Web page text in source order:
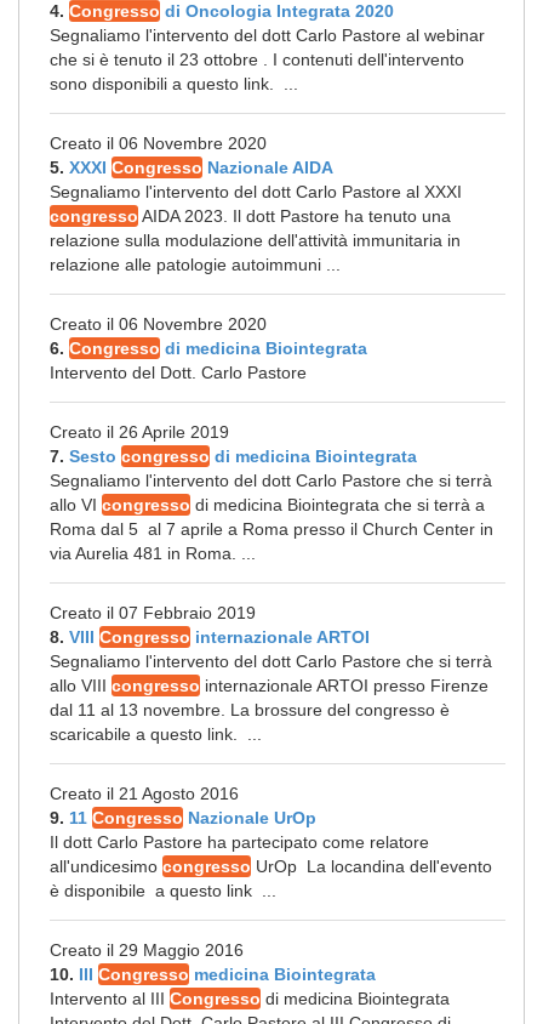
4. Congresso di Oncologia Integrata 2020
Segnaliamo l'intervento del dott Carlo Pastore al webinar
che si è tenuto il 23 ottobre . I contenuti dell'intervento
sono disponibili a questo link. ...
Creato il 06 Novembre 2020
5. XXXI Congresso Nazionale AIDA
Segnaliamo l'intervento del dott Carlo Pastore al XXXI
congresso AIDA 2023. Il dott Pastore ha tenuto una
relazione sulla modulazione dell'attività immunitaria in
relazione alle patologie autoimmuni ...
Creato il 06 Novembre 2020
6. Congresso di medicina Biointegrata
Intervento del Dott. Carlo Pastore
Creato il 26 Aprile 2019
7. Sesto congresso di medicina Biointegrata
Segnaliamo l'intervento del dott Carlo Pastore che si terrà
allo VI congresso di medicina Biointegrata che si terrà a
Roma dal 5 al 7 aprile a Roma presso il Church Center in
via Aurelia 481 in Roma. ...
Creato il 07 Febbraio 2019
8. VIII Congresso internazionale ARTOI
Segnaliamo l'intervento del dott Carlo Pastore che si terrà
allo VIII congresso internazionale ARTOI presso Firenze
dal 11 al 13 novembre. La brossure del congresso è
scaricabile a questo link. ...
Creato il 21 Agosto 2016
9. 11 Congresso Nazionale UrOp
Il dott Carlo Pastore ha partecipato come relatore
all'undicesimo congresso UrOp La locandina dell'evento
è disponibile a questo link ...
Creato il 29 Maggio 2016
10. III Congresso medicina Biointegrata
Intervento al III Congresso di medicina Biointegrata